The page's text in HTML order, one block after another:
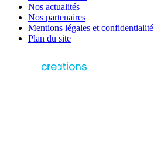
Nos actualités
Nos partenaires
Mentions légales et confidentialité
Plan du site